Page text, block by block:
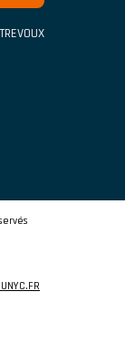
TREVOUX